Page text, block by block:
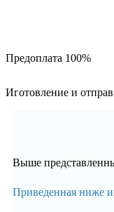
Предоплата 100%
Иготовление и
Выше
Приведенная ниже